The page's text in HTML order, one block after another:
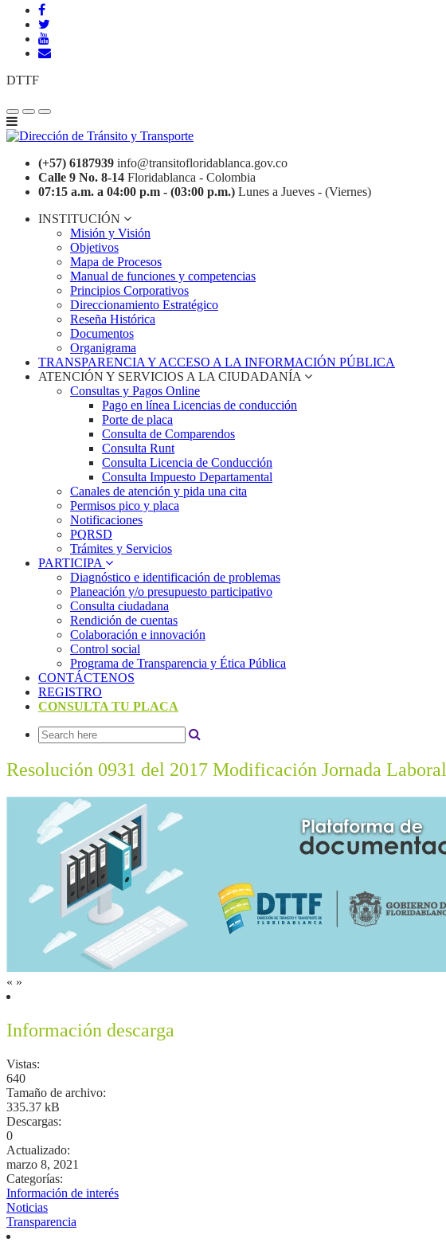
DTTF
(+57) 6187939 info@transitofloridablanca.gov.co
Calle 9 No. 8-14 Floridablanca - Colombia
07:15 a.m. a 04:00 p.m - (03:00 p.m.) Lunes a Jueves - (Viernes)
INSTITUCIÓN
Misión y Visión
Objetivos
Mapa de Procesos
Manual de funciones y competencias
Principios Corporativos
Direccionamiento Estratégico
Reseña Histórica
Documentos
Organigrama
TRANSPARENCIA Y ACCESO A LA INFORMACIÓN PÚBLICA
ATENCIÓN Y SERVICIOS A LA CIUDADANÍA
Consultas y Pagos Online
Pago en línea Licencias de conducción
Porte de placa
Consulta de Comparendos
Consulta Runt
Consulta Licencia de Conducción
Consulta Impuesto Departamental
Canales de atención y pida una cita
Permisos pico y placa
Notificaciones
PQRSD
Trámites y Servicios
PARTICIPA
Diagnóstico e identificación de problemas
Planeación y/o presupuesto participativo​
Consulta ciudadana
Rendición de cuentas
Colaboración e innovación
Control social
Programa de Transparencia y Ética Pública
CONTÁCTENOS
REGISTRO
CONSULTA TU PLACA
Resolución 0931 del 2017 Modificación Jornada Laboral
« »
Información descarga
Vistas:
640
Tamaño de archivo:
335.37 kB
Descargas:
0
Actualizado:
marzo 8, 2021
Categorías:
Información de interés
Noticias
Transparencia